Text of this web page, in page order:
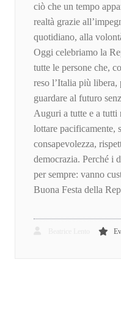
ciò che un tempo
realtà grazie
quotidiano, alla
Oggi celebriamo la
tutte le persone che,
reso l’Italia più libera,
guardare al futuro
Auguri a tutte e a tutti
lottare pacificamente,
consapevolezza,
democrazia. Perché i
per sempre: vanno
Buona Festa della